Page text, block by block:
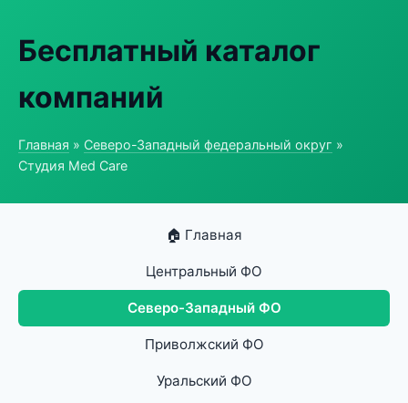
Бесплатный каталог
компаний
Главная » Северо-Западный федеральный округ »
Студия Med Care
🏠 Главная
Центральный ФО
Северо-Западный ФО
Приволжский ФО
Уральский ФО